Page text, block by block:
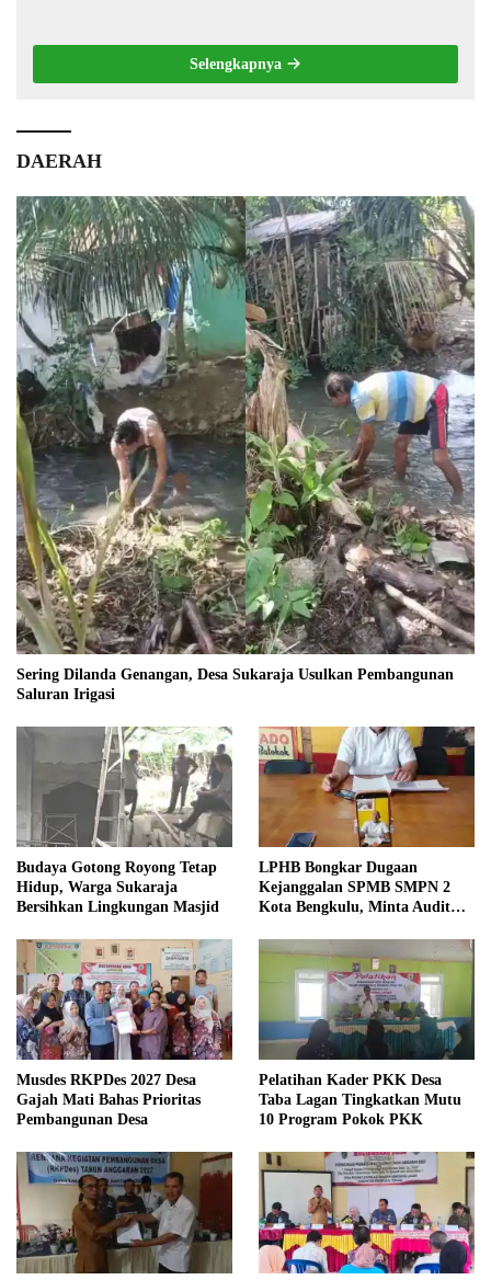
Selengkapnya
DAERAH
Sering Dilanda Genangan, Desa Sukaraja Usulkan Pembangunan
Saluran Irigasi
Budaya Gotong Royong Tetap
Hidup, Warga Sukaraja
Bersihkan Lingkungan Masjid
LPHB Bongkar Dugaan
Kejanggalan SPMB SMPN 2
Kota Bengkulu, Minta Audit
Musdes RKPDes 2027 Desa
Gajah Mati Bahas Prioritas
Pembangunan Desa
Pelatihan Kader PKK Desa
Taba Lagan Tingkatkan Mutu
10 Program Pokok PKK